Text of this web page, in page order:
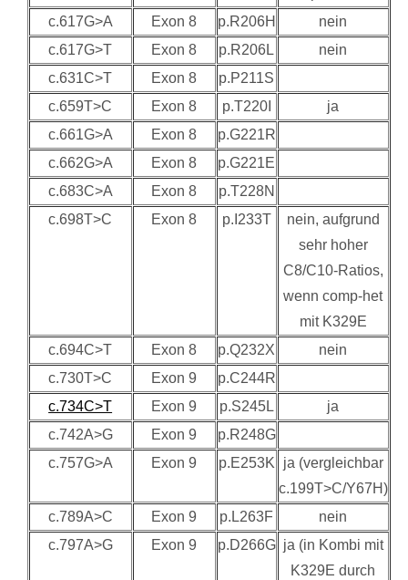
c.617G>A
Exon 8 p.R206H
nein
c.617G>T
Exon 8 p.R206L
nein
c.631C>T
Exon 8
p.P211S
c.659T>C
Exon 8 p.T220I
ja
c.661G>A
Exon 8
p.G221R
c.662G>A
Exon 8
p.G221E
c.683C>A
Exon 8
p.T228N
c.698T>C
Exon 8 p.I233T
nein, aufgrund
sehr hoher
C8/C10-Ratios,
wenn comp-het
mit K329E
c.694C>T
Exon 8 p.Q232X
nein
c.730T>C
Exon 9
p.C244R
c.734C>T
Exon 9 p.S245L
ja
c.742A>G
Exon 9
p.R248G
c.757G>A
Exon 9 p.E253K
ja (vergleichbar
c.199T>C/Y67H)
c.789A>C
Exon 9 p.L263F
nein
c.797A>G
Exon 9 p.D266G ja (in Kombi mit
K329E durch